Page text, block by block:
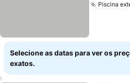
Piscina
Selecione as datas para ver os
exatos.